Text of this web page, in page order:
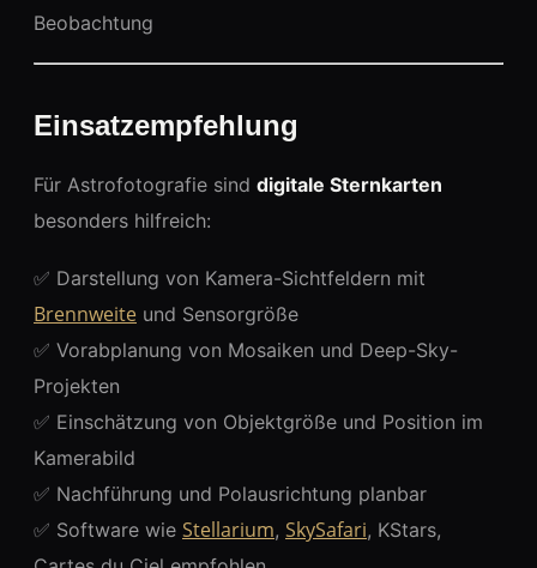
Beobachtung
Einsatzempfehlung
Für Astrofotografie sind digitale Sternkarten
besonders hilfreich:
✅ Darstellung von Kamera-Sichtfeldern mit
Brennweite und Sensorgröße
✅ Vorabplanung von Mosaiken und Deep-Sky-
Projekten
✅ Einschätzung von Objektgröße und Position im
Kamerabild
✅ Nachführung und Polausrichtung planbar
✅ Software wie Stellarium, SkySafari, KStars,